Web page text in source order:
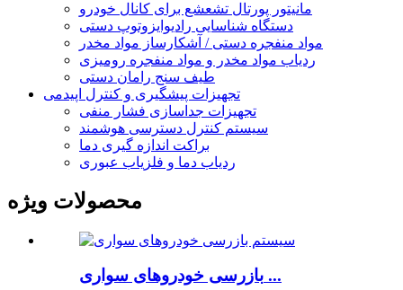
مانیتور پورتال تشعشع برای کانال خودرو
دستگاه شناسایی رادیوایزوتوپ دستی
مواد منفجره دستی / آشکارساز مواد مخدر
ردیاب مواد مخدر و مواد منفجره رومیزی
طیف سنج رامان دستی
تجهیزات پیشگیری و کنترل اپیدمی
تجهیزات جداسازی فشار منفی
سیستم کنترل دسترسی هوشمند
براکت اندازه گیری دما
ردیاب دما و فلزیاب عبوری
محصولات ویژه
بازرسی خودروهای سواری ...